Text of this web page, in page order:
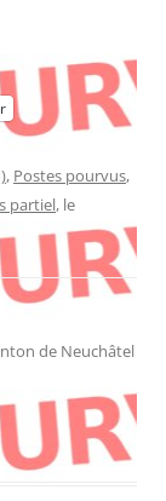
, Postes pourvus,
partiel, le
de Neuchâtel